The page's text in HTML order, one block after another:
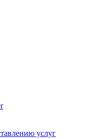
услуг